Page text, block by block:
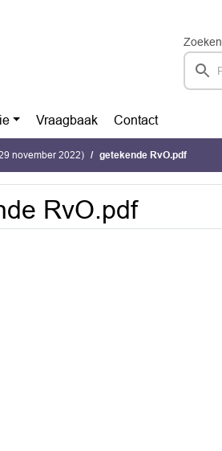
Zoeken
Vraagbaak Contact
november 2022) getekende RvO.pdf
RvO.pdf